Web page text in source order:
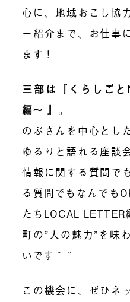
心に、地域おこし協
ー紹介まで、お仕事
ます！
三部は『くらしご
編〜 』 。
のぶさんを中心とし
ゆるりと語れる座談会
情報に関する質問で
る質問でもなんでも
たちLOCAL LETTER
町の”人の魅力”を味
いです＾＾
この機会に、ぜひネ